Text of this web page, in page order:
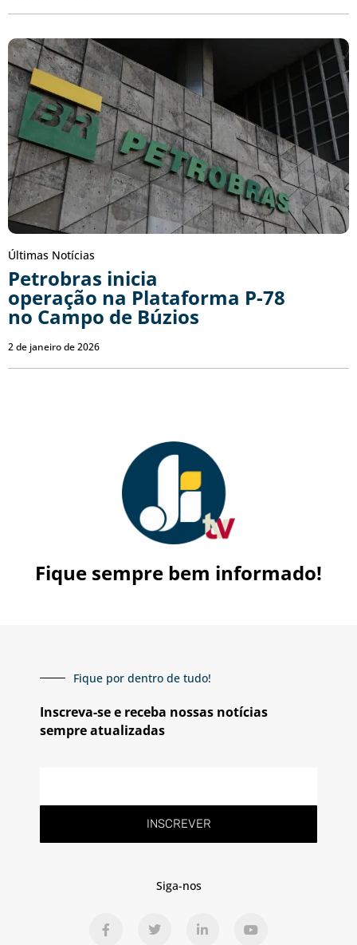
Últimas Notícias
Petrobras inicia
operação na Plataforma P-78
no Campo de Búzios
2 de janeiro de 2026
Fique sempre bem informado!
Fique por dentro de tudo!
Inscreva-se e receba nossas notícias
sempre atualizadas
INSCREVER
Siga-nos
a
w
i
o